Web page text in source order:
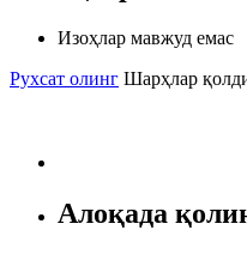
Изоҳлар мавжуд емас
Рухсат олинг Шарҳлар
Алоқада